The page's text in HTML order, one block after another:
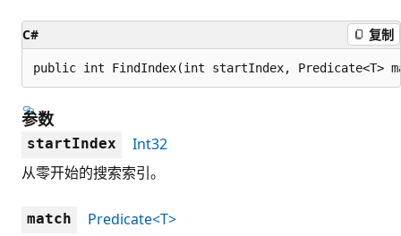
C# 复制
public int FindIndex(int startIndex, Predicate<T>
参数
startIndex
Int32
从零开始的搜索索引。
match
Predicate<T>